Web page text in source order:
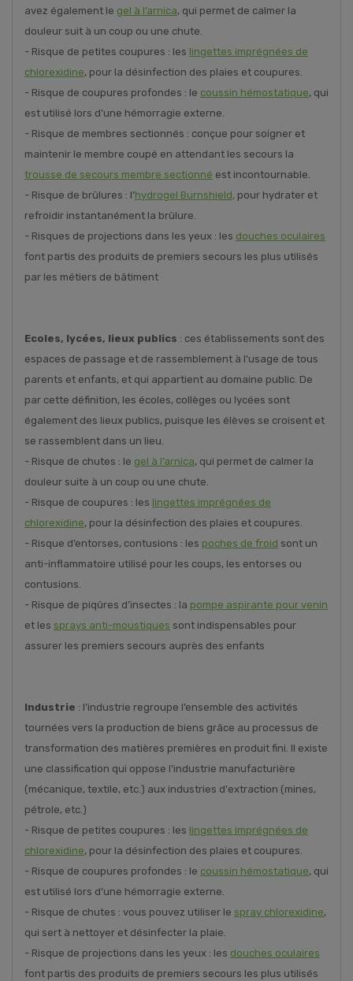
avez également le gel à l’arnica, qui permet de calmer la
douleur suit à un coup ou une chute.
- Risque de petites coupures : les lingettes imprégnées de
chlorexidine, pour la désinfection des plaies et coupures.
- Risque de coupures profondes : le coussin hémostatique, qui
est utilisé lors d’une hémorragie externe.
- Risque de membres sectionnés : conçue pour soigner et
maintenir le membre coupé en attendant les secours la
trousse de secours membre sectionné est incontournable.
- Risque de brûlures : l’hydrogel Burnshield, pour hydrater et
refroidir instantanément la brûlure.
- Risques de projections dans les yeux : les douches oculaires
font partis des produits de premiers secours les plus utilisés
par les métiers de bâtiment
Ecoles, lycées, lieux publics : ces établissements sont des
espaces de passage et de rassemblement à l’usage de tous
parents et enfants, et qui appartient au domaine public. De
par cette définition, les écoles, collèges ou lycées sont
également des lieux publics, puisque les élèves se croisent et
se rassemblent dans un lieu.
- Risque de chutes : le gel à l’arnica, qui permet de calmer la
douleur suite à un coup ou une chute.
- Risque de coupures : les lingettes imprégnées de
chlorexidine, pour la désinfection des plaies et coupures.
- Risque d’entorses, contusions : les poches de froid sont un
anti-inflammatoire utilisé pour les coups, les entorses ou
contusions.
- Risque de piqûres d’insectes : la pompe aspirante pour venin
et les sprays anti-moustiques sont indispensables pour
assurer les premiers secours auprès des enfants
Industrie : l’industrie regroupe l’ensemble des activités
tournées vers la production de biens grâce au processus de
transformation des matières premières en produit fini. Il existe
une classification qui oppose l'industrie manufacturière
(mécanique, textile, etc.) aux industries d'extraction (mines,
pétrole, etc.)
- Risque de petites coupures : les lingettes imprégnées de
chlorexidine, pour la désinfection des plaies et coupures.
- Risque de coupures profondes : le coussin hémostatique, qui
est utilisé lors d’une hémorragie externe.
- Risque de chutes : vous pouvez utiliser le spray chlorexidine,
qui sert à nettoyer et désinfecter la plaie.
- Risque de projections dans les yeux : les douches oculaires
font partis des produits de premiers secours les plus utilisés